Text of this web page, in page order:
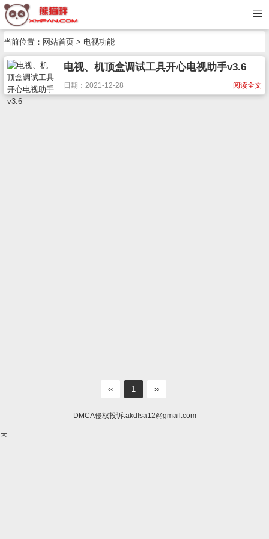
当前位置： 网站首页 > 电视功能
电视、机顶盒调试工具开心电视助手v3.6
阅读全文
日期：2021-12-28
‹‹ 1 ››
DMCA侵权投诉:akdlsa12@gmail.com